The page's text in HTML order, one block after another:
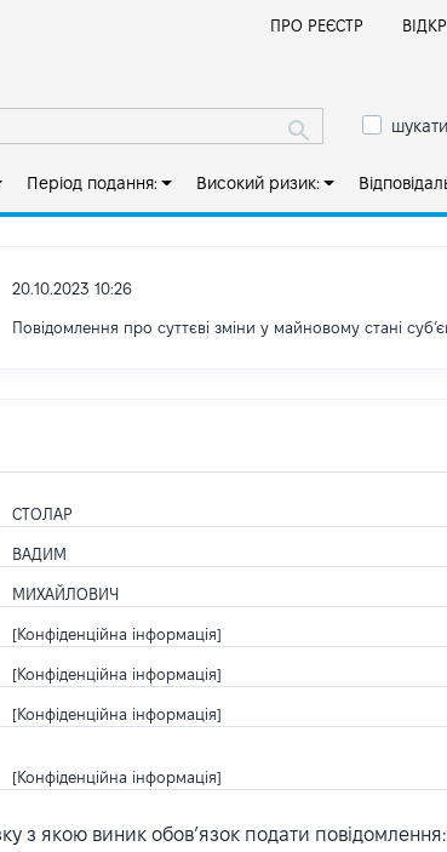
ПРО РЕЄСТР
Період подання: Високий ризик:
20.10.2023 10:26
Повідомлення про суттєві зміни у майновому стані
СТОЛАР
ВАДИМ
МИХАЙЛОВИЧ
[Конфіденційна інформація]
[Конфіденційна інформація]
[Конфіденційна інформація]
[Конфіденційна інформація]
з якою виник обов’язок подати повідомлення: